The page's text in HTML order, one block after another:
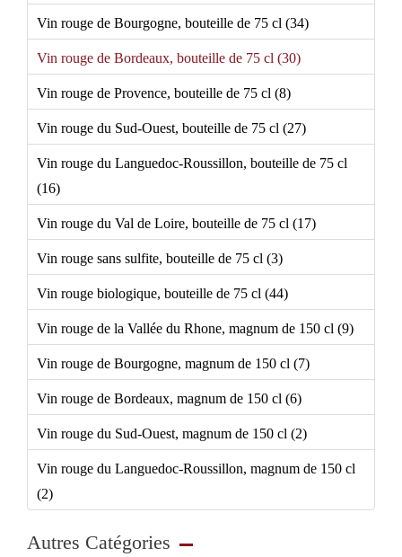
Vin rouge de Bourgogne, bouteille de 75 cl (34)
Vin rouge de Bordeaux, bouteille de 75 cl (30)
Vin rouge de Provence, bouteille de 75 cl (8)
Vin rouge du Sud-Ouest, bouteille de 75 cl (27)
Vin rouge du Languedoc-Roussillon, bouteille de 75 cl
(16)
Vin rouge du Val de Loire, bouteille de 75 cl (17)
Vin rouge sans sulfite, bouteille de 75 cl (3)
Vin rouge biologique, bouteille de 75 cl (44)
Vin rouge de la Vallée du Rhone, magnum de 150 cl (9)
Vin rouge de Bourgogne, magnum de 150 cl (7)
Vin rouge de Bordeaux, magnum de 150 cl (6)
Vin rouge du Sud-Ouest, magnum de 150 cl (2)
Vin rouge du Languedoc-Roussillon, magnum de 150 cl
(2)
Autres Catégories